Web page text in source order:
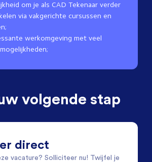
om je als CAD Tekenaar verder
via vakgerichte cursussen en
werkomgeving met veel
volgende stap
direct
vacature? Solliciteer nu! Twijfel je